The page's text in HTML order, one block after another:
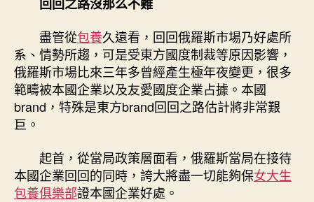
盡管從包養久遠看，回回俄羅斯市場乃好處所
系、情勢所趨，可是受東方國度制裁等原因影響，
俄羅斯市場比來三年多曾經產生極年夜變更，很多
範疇被本國企業以及友愛國度企業占據。本國
brand，特殊是東方brand回回之路估計將非常艱
巨。
起首，從當局政策層面看，俄羅斯當局在接待
本國企業回回的同時，誇大將盡一切能夠保女大生
包養俱樂部證本國企業好處。